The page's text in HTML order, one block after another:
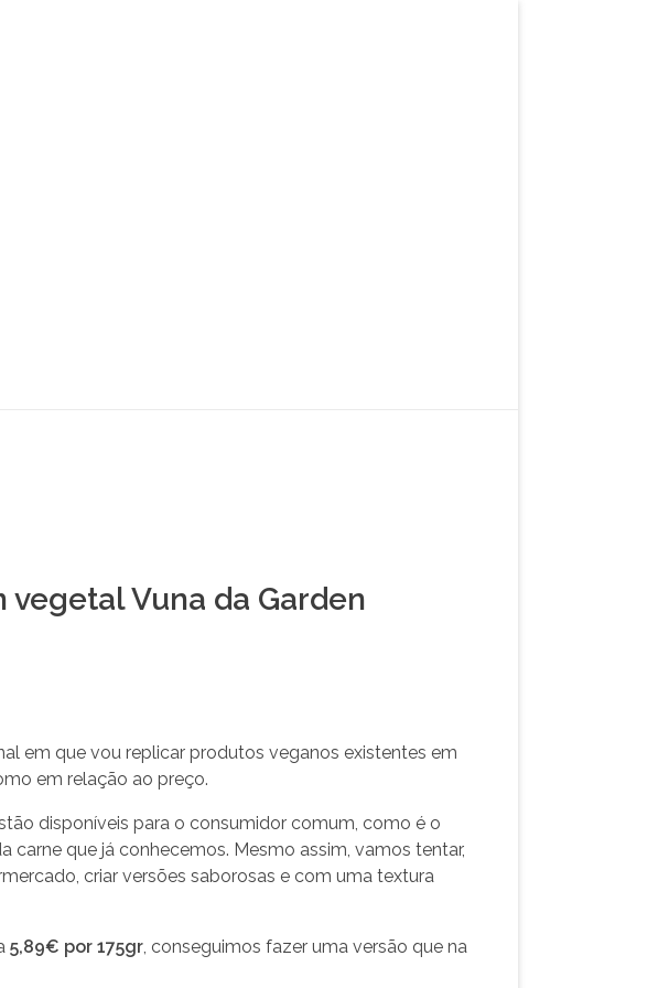
vegetal Vuna da Garden
em que vou replicar produtos veganos existentes em
em relação ao preço.
disponíveis para o consumidor comum, como é o
que já conhecemos. Mesmo assim, vamos tentar,
criar versões saborosas e com uma textura
5,89€ por 175gr , conseguimos fazer uma versão que na